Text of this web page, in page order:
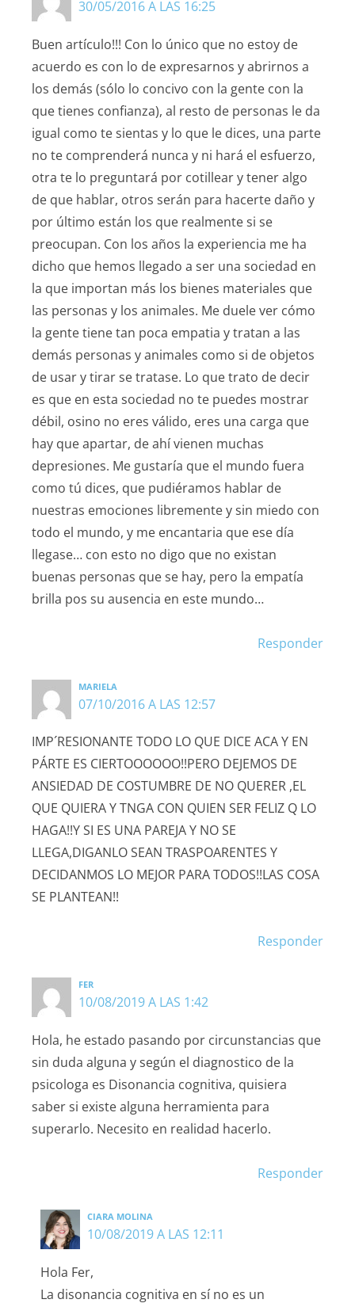
30/05/2016 A LAS 16:25
Buen artículo!!! Con lo único que no estoy de
acuerdo es con lo de expresarnos y abrirnos a
los demás (sólo lo concivo con la gente con la
que tienes confianza), al resto de personas le da
igual como te sientas y lo que le dices, una parte
no te comprenderá nunca y ni hará el esfuerzo,
otra te lo preguntará por cotillear y tener algo
de que hablar, otros serán para hacerte daño y
por último están los que realmente si se
preocupan. Con los años la experiencia me ha
dicho que hemos llegado a ser una sociedad en
la que importan más los bienes materiales que
las personas y los animales. Me duele ver cómo
la gente tiene tan poca empatia y tratan a las
demás personas y animales como si de objetos
de usar y tirar se tratase. Lo que trato de decir
es que en esta sociedad no te puedes mostrar
débil, osino no eres válido, eres una carga que
hay que apartar, de ahí vienen muchas
depresiones. Me gustaría que el mundo fuera
como tú dices, que pudiéramos hablar de
nuestras emociones libremente y sin miedo con
todo el mundo, y me encantaria que ese día
llegase… con esto no digo que no existan
buenas personas que se hay, pero la empatía
brilla pos su ausencia en este mundo…
Responder
MARIELA
07/10/2016 A LAS 12:57
IMP´RESIONANTE TODO LO QUE DICE ACA Y EN
PÁRTE ES CIERTOOOOOO!!PERO DEJEMOS DE
ANSIEDAD DE COSTUMBRE DE NO QUERER ,EL
QUE QUIERA Y TNGA CON QUIEN SER FELIZ Q LO
HAGA!!Y SI ES UNA PAREJA Y NO SE
LLEGA,DIGANLO SEAN TRASPOARENTES Y
DECIDANMOS LO MEJOR PARA TODOS!!LAS COSA
SE PLANTEAN!!
Responder
FER
10/08/2019 A LAS 1:42
Hola, he estado pasando por circunstancias que
sin duda alguna y según el diagnostico de la
psicologa es Disonancia cognitiva, quisiera
saber si existe alguna herramienta para
superarlo. Necesito en realidad hacerlo.
Responder
CIARA MOLINA
10/08/2019 A LAS 12:11
Hola Fer,
La disonancia cognitiva en sí no es un